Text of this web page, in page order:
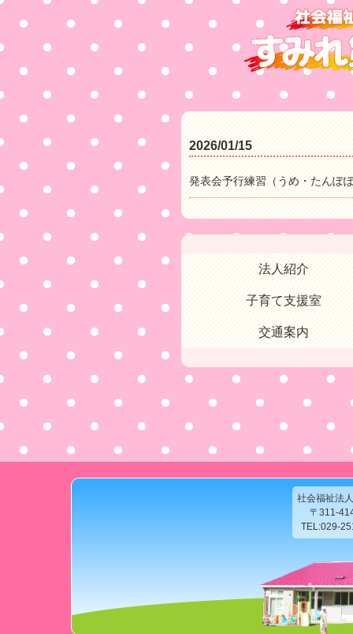
2026/01/15
発表会予行練習（うめ・たんぽ
法人紹介
子育て支援室
交通案内
社会福祉法
〒311-
TEL:029-